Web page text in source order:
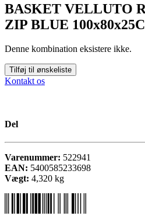
BASKET VELLUTO
ZIP BLUE
Denne kombination eksistere ikke.
Tilføj til ønskeliste
Kontakt os
Del
Varenummer: 522941
EAN: 5400585233698
Vægt: 4,320 kg